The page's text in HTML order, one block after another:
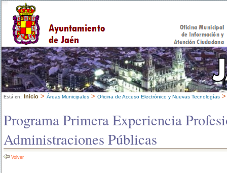
Está en: Inicio > Áreas Municipales > Oficina de Acceso Electrónico y Nuevas Tecnologías
Programa Primera Experiencia
Administraciones Públicas
Volver